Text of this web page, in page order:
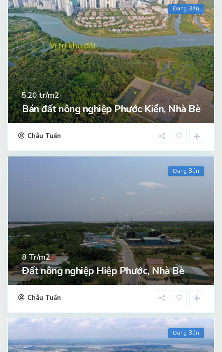
Đang Bán
5.20tr/m2
Bán đất nông nghiệp Phước Kiển, Nhà Bè
Châu Tuấn
Đang Bán
8Tr/m2
Đất nông nghiệp Hiệp Phước, Nhà Bè
Châu Tuấn
Đang Bán